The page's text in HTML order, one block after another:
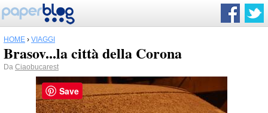
HOME › VIAGGI
Brasov...la città della Corona
Da Ciaobucarest
Save